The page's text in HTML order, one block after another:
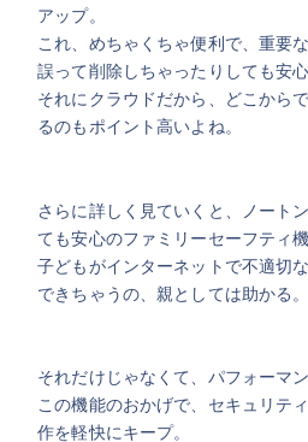
アップ。
これ、めちゃくちゃ便利で、重要
誤って削除しちゃったりしても安心
それにクラウドだから、どこから
るのもポイント高いよね。
さらに詳しく見ていくと、ノート
ても安心のファミリーセーフティ
子どもがインターネットで不適切
できちゃうの、親としては助かる。
それだけじゃなくて、パフォーマ
この機能のおかげで、セキュリテ
作を軽快にキープ。